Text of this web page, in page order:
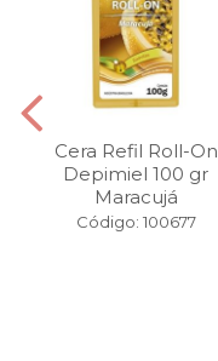
Cera Refil Roll-On
Depimiel 100 gr
Maracujá
Código: 100677